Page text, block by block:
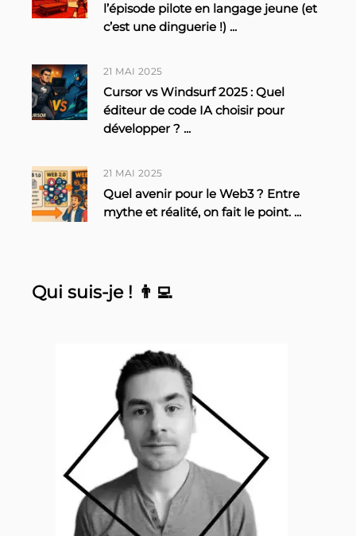
l’épisode pilote en langage jeune (et
c’est une dinguerie !) ...
21 MAI 2025
Cursor vs Windsurf 2025 : Quel
éditeur de code IA choisir pour
développer ? ...
21 MAI 2025
Quel avenir pour le Web3 ? Entre
mythe et réalité, on fait le point. ...
Qui suis-je ! 👨‍💻